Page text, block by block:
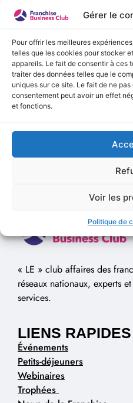
Gérer le
Pour offrir les meilleures
telles que les cookies pour stocker
appareils. Le fait de consentir à ces
traiter des données telles que le
uniques sur ce site. Le fait de ne
consentement peut avoir un effet
et fonctions.
Voir les
Politique de
Aucune
actuellement !
Vidéo de
Aucune vidéo disponible.
« LE » club affaires des
réseaux nationaux, experts
services.
LIENS RAPIDES
Événements
Petits-déjeuners
Webinaires
Trophées